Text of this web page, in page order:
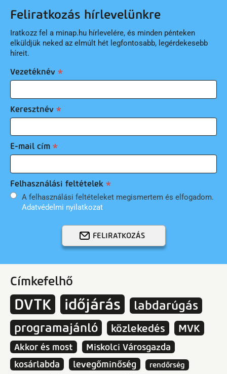
Feliratkozás hírlevelünkre
Iratkozz fel a minap.hu hírlevelére, és minden pénteken
elküldjük neked az elmúlt hét legfontosabb, legérdekesebb
híreit.
Vezetéknév
Keresztnév
E-mail cím
Felhasználási feltételek
A felhasználási feltételeket megismertem és elfogadom.
Adatvédelmi nyilatkozat
FELIRATKOZÁS
Címkefelhő
DVTK időjárás
labdarúgás
programajánló
közlekedés MVK
Akkor és most
Miskolci Városgazda
kosárlabda
levegőminőség
rendőrség